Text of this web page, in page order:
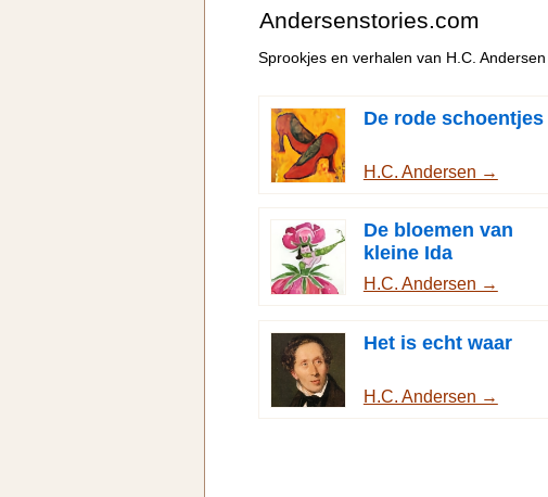
Andersenstories.com
Sprookjes en verhalen van H.C. Andersen
De rode schoentjes
H.C. Andersen →
De bloemen van
kleine Ida
H.C. Andersen →
Het is echt waar
H.C. Andersen →